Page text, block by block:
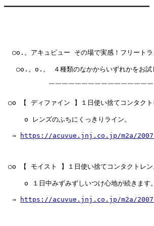
━━━━━━━━━━━━━━━━━━━━━━━━━━━━━━━━━━━━
○o.。アキュビュー その場で実感！フリート
○o.。o.。 ４種類のなかからいずれかをお
￣￣￣￣￣￣￣￣￣￣￣￣￣￣￣￣
○o 【 ディファイン 】１日使い捨てコンタクト
     o レンズのふちにくっきりライン。
  ⇒
https://acuvue.jnj.co.jp/m2a/
○o 【 モイスト 】１日使い捨てコンタクトレン
     o １日中みずみずしいつけ心地が続きます。
  ⇒
https://acuvue.jnj.co.jp/m2a/